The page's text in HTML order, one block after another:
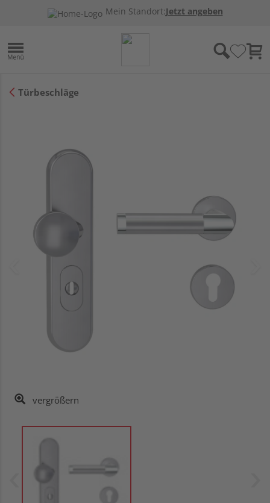
Mein Standort:Jetzt angeben
Türbeschläge
vergrößern